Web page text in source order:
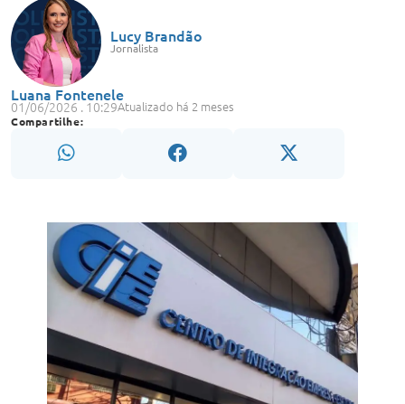
Lucy Brandão
Jornalista
Luana Fontenele
01/06/2026 . 10:29Atualizado há 2 meses
Compartilhe: